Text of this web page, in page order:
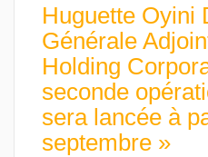
Huguette Oyini
Générale
Holding
seconde
sera lancée à
septembre »